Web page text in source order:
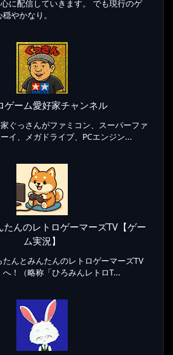
に配信していきます。 でも現行のゲ
やかなり。
ゲーム愛好家チャンネル
ぐっさんがファミコン、スーパーファ
イ、メガドライブ、PCエンジン...
たんのレトロゲーマーズTV【ゲー
ム実況】
んとみんたんのレトロゲーマーズTV
へ！（略称「ひろみんレトロT...